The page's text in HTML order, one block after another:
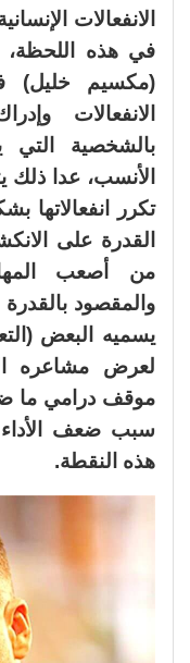
الانفعالات
في هذه اللحظة،
(مكسيم خليل)
الانفعالات
بالشخصية التي
الأنسب، عدا
تكرر انفعالاتها
القدرة على
من أصعب
والمقصود
يسميه البعض
لعرض مشاعره
موقف درامي ما
سبب ضعف
هذه النقطة.